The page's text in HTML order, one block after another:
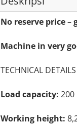
No reserve price
Machine in very
TECHNICAL DETAILS
Load capacity: 200
Working height: